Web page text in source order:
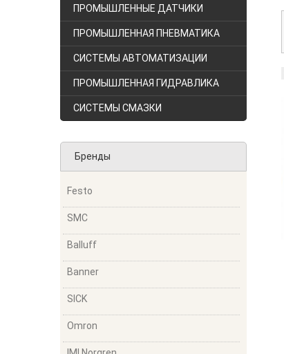
ПРОМЫШЛЕННЫЕ ДАТЧИКИ
ПРОМЫШЛЕННАЯ ПНЕВМАТИКА
СИСТЕМЫ АВТОМАТИЗАЦИИ
ПРОМЫШЛЕННАЯ ГИДРАВЛИКА
СИСТЕМЫ СМАЗКИ
Бренды
Festo
SMC
Balluff
Banner
SICK
Omron